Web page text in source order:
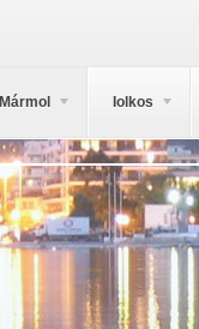
Mármol Iolkos